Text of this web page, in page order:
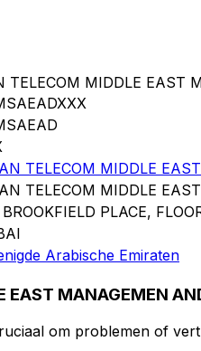
MIDDLE EAST
TELECOM MIDDLE
TELECOM MIDDLE
PLACE,
Arabische Emiraten
EAST MANAGEMEN
om problemen of